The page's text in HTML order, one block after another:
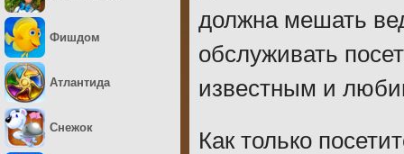
должна мешать
обслуживать
известным и
Как только
Фишдом
Атлантида
Снежок